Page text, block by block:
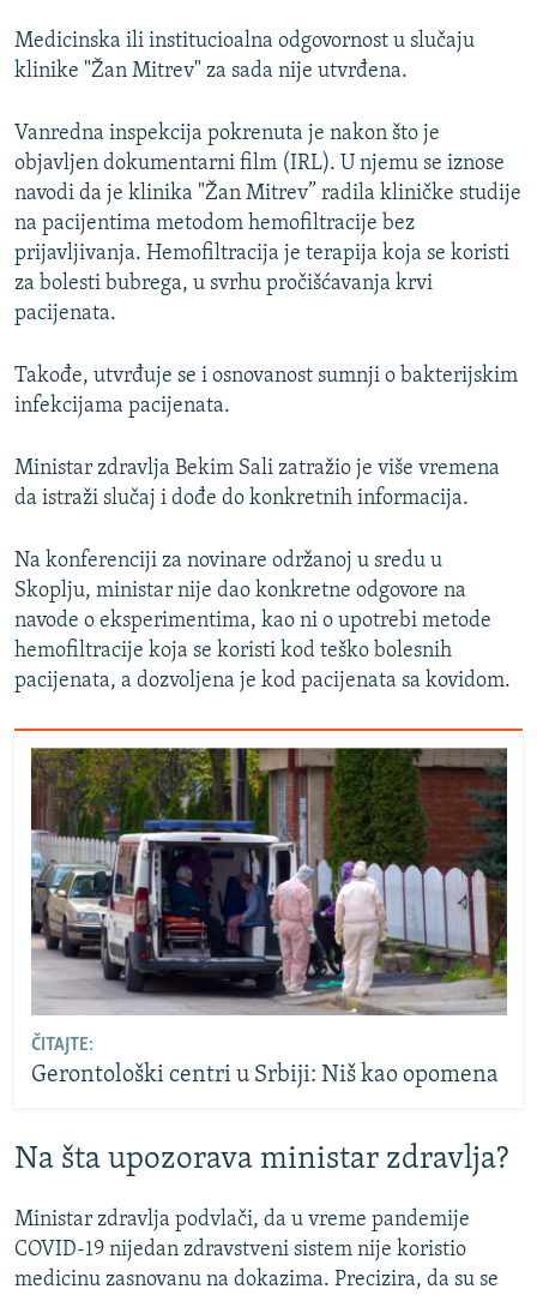
Medicinska ili institucioalna odgovornost u slučaju
klinike "Žan Mitrev" za sada nije utvrđena.
Vanredna inspekcija pokrenuta je nakon što je
objavljen dokumentarni film (IRL). U njemu se iznose
navodi da je klinika "Žan Mitrev” radila kliničke studije
na pacijentima metodom hemofiltracije bez
prijavljivanja. Hemofiltracija je terapija koja se koristi
za bolesti bubrega, u svrhu pročišćavanja krvi
pacijenata.
Takođe, utvrđuje se i osnovanost sumnji o bakterijskim
infekcijama pacijenata.
Ministar zdravlja Bekim Sali zatražio je više vremena
da istraži slučaj i dođe do konkretnih informacija.
Na konferenciji za novinare održanoj u sredu u
Skoplju, ministar nije dao konkretne odgovore na
navode o eksperimentima, kao ni o upotrebi metode
hemofiltracije koja se koristi kod teško bolesnih
pacijenata, a dozvoljena je kod pacijenata sa kovidom.
ČITAJTE:
Gerontološki centri u Srbiji: Niš kao opomena
Na šta upozorava ministar zdravlja?
Ministar zdravlja podvlači, da u vreme pandemije
COVID-19 nijedan zdravstveni sistem nije koristio
medicinu zasnovanu na dokazima. Precizira, da su se